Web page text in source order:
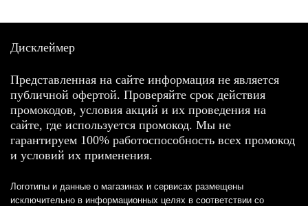
Дисклеймер
Представленная на сайте информация не является
публичной офертой. Проверяйте срок действия
промокодов, условия акций и их проведения на
сайте, где используется промокод. Мы не
гарантируем 100% работоспособность всех промокод
и условий их применения.
Логотипы и данные о магазинах и сервисах размещены
исключительно в информационных целях в соответствии со